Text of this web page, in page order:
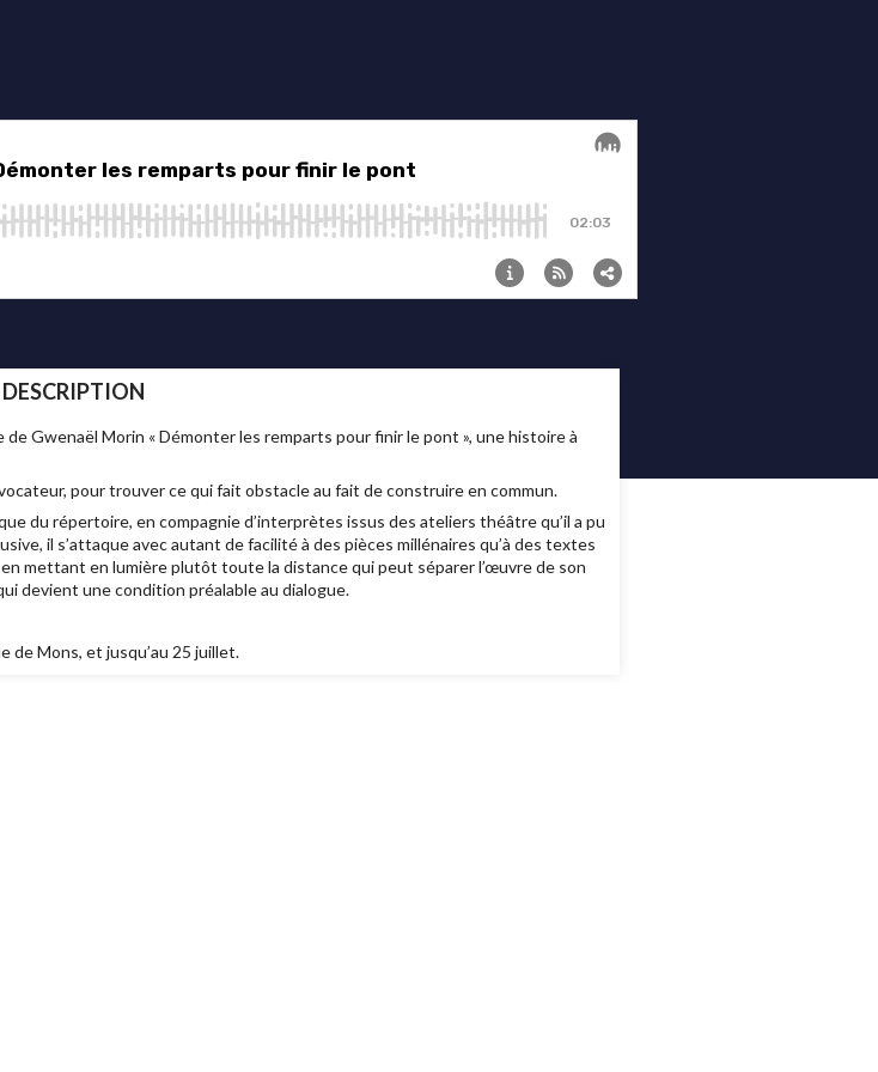
DESCRIPTION
Gwenaël Morin « Démonter les remparts pour finir le pont », une histoire à
pour trouver ce qui fait obstacle au fait de construire en commun.
du répertoire, en compagnie d’interprètes issus des ateliers théâtre qu’il a pu
il s’attaque avec autant de facilité à des pièces millénaires qu’à des textes
mettant en lumière plutôt toute la distance qui peut séparer l’œuvre de son
devient une condition préalable au dialogue.
de Mons, et jusqu’au 25 juillet.